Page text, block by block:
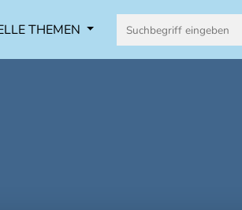
THEMEN